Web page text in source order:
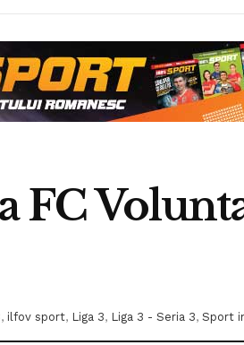
FC
, ilfov sport, Liga 3, Liga 3 - Seria 3, Sport